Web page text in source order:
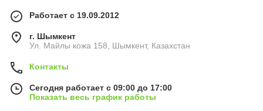
Работает с 19.09.2012
г. Шымкент
Ул. Майлы кожа 158, Шымкент, Казахстан
Контакты
Сегодня работает с 09:00 до 17:00
Показать весь график работы